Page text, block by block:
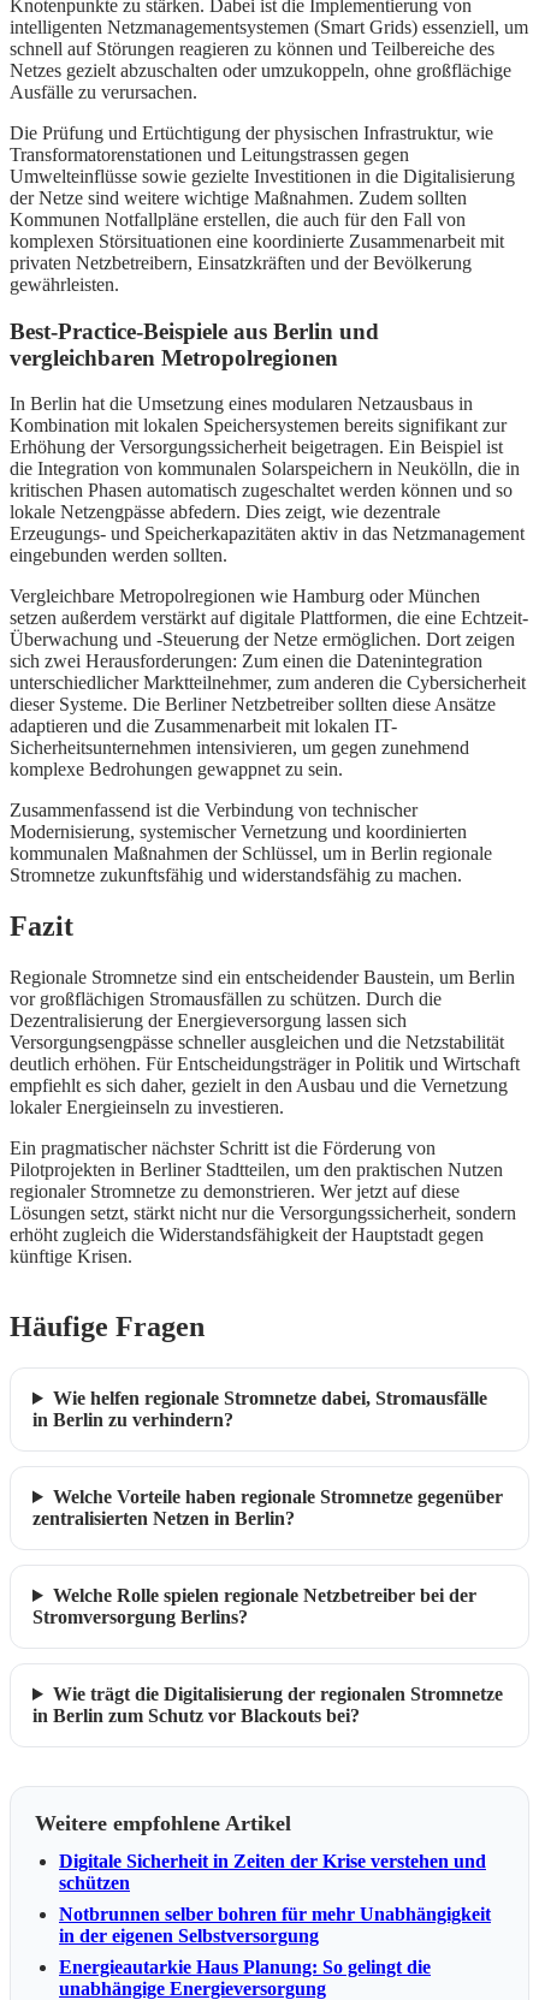
Knotenpunkte zu stärken. Dabei ist die Implementierung von
intelligenten Netzmanagementsystemen (Smart Grids) essenziell, um
schnell auf Störungen reagieren zu können und Teilbereiche des
Netzes gezielt abzuschalten oder umzukoppeln, ohne großflächige
Ausfälle zu verursachen.
Die Prüfung und Ertüchtigung der physischen Infrastruktur, wie
Transformatorenstationen und Leitungstrassen gegen
Umwelteinflüsse sowie gezielte Investitionen in die Digitalisierung
der Netze sind weitere wichtige Maßnahmen. Zudem sollten
Kommunen Notfallpläne erstellen, die auch für den Fall von
komplexen Störsituationen eine koordinierte Zusammenarbeit mit
privaten Netzbetreibern, Einsatzkräften und der Bevölkerung
gewährleisten.
Best-Practice-Beispiele aus Berlin und
vergleichbaren Metropolregionen
In Berlin hat die Umsetzung eines modularen Netzausbaus in
Kombination mit lokalen Speichersystemen bereits signifikant zur
Erhöhung der Versorgungssicherheit beigetragen. Ein Beispiel ist
die Integration von kommunalen Solarspeichern in Neukölln, die in
kritischen Phasen automatisch zugeschaltet werden können und so
lokale Netzengpässe abfedern. Dies zeigt, wie dezentrale
Erzeugungs- und Speicherkapazitäten aktiv in das Netzmanagement
eingebunden werden sollten.
Vergleichbare Metropolregionen wie Hamburg oder München
setzen außerdem verstärkt auf digitale Plattformen, die eine Echtzeit-
Überwachung und -Steuerung der Netze ermöglichen. Dort zeigen
sich zwei Herausforderungen: Zum einen die Datenintegration
unterschiedlicher Marktteilnehmer, zum anderen die Cybersicherheit
dieser Systeme. Die Berliner Netzbetreiber sollten diese Ansätze
adaptieren und die Zusammenarbeit mit lokalen IT-
Sicherheitsunternehmen intensivieren, um gegen zunehmend
komplexe Bedrohungen gewappnet zu sein.
Zusammenfassend ist die Verbindung von technischer
Modernisierung, systemischer Vernetzung und koordinierten
kommunalen Maßnahmen der Schlüssel, um in Berlin regionale
Stromnetze zukunftsfähig und widerstandsfähig zu machen.
Fazit
Regionale Stromnetze sind ein entscheidender Baustein, um Berlin
vor großflächigen Stromausfällen zu schützen. Durch die
Dezentralisierung der Energieversorgung lassen sich
Versorgungsengpässe schneller ausgleichen und die Netzstabilität
deutlich erhöhen. Für Entscheidungsträger in Politik und Wirtschaft
empfiehlt es sich daher, gezielt in den Ausbau und die Vernetzung
lokaler Energieinseln zu investieren.
Ein pragmatischer nächster Schritt ist die Förderung von
Pilotprojekten in Berliner Stadtteilen, um den praktischen Nutzen
regionaler Stromnetze zu demonstrieren. Wer jetzt auf diese
Lösungen setzt, stärkt nicht nur die Versorgungssicherheit, sondern
erhöht zugleich die Widerstandsfähigkeit der Hauptstadt gegen
künftige Krisen.
Häufige Fragen
Wie helfen regionale Stromnetze dabei, Stromausfälle
in Berlin zu verhindern?
Welche Vorteile haben regionale Stromnetze gegenüber
zentralisierten Netzen in Berlin?
Welche Rolle spielen regionale Netzbetreiber bei der
Stromversorgung Berlins?
Wie trägt die Digitalisierung der regionalen Stromnetze
in Berlin zum Schutz vor Blackouts bei?
Weitere empfohlene Artikel
Digitale Sicherheit in Zeiten der Krise verstehen und
schützen
Notbrunnen selber bohren für mehr Unabhängigkeit
in der eigenen Selbstversorgung
Energieautarkie Haus Planung: So gelingt die
unabhängige Energieversorgung